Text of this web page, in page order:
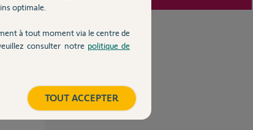
optimale.
à tout moment via le centre de
consulter notre politique de
TOUT ACCEPTER